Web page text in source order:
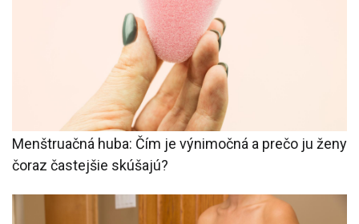
Menštruačná huba: Čím je výnimočná a prečo ju ženy
čoraz častejšie skúšajú?